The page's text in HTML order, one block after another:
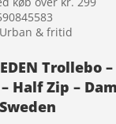
& fritid
Trollebo –
Half Zip –